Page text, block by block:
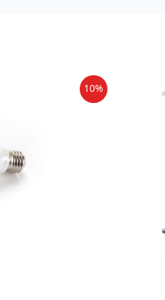
10%